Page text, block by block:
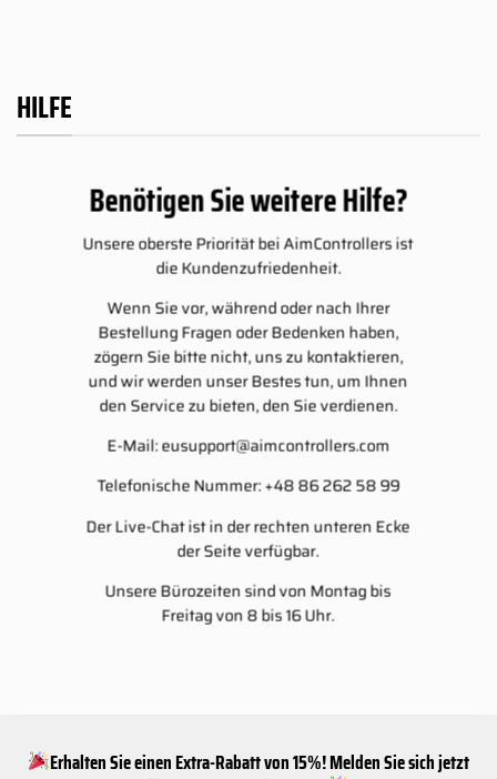
HILFE
Benötigen Sie weitere Hilfe?
Unsere oberste Priorität bei AimControllers ist
die Kundenzufriedenheit.
Wenn Sie vor, während oder nach Ihrer
Bestellung Fragen oder Bedenken haben,
zögern Sie bitte nicht, uns zu kontaktieren,
und wir werden unser Bestes tun, um Ihnen
den Service zu bieten, den Sie verdienen.
E-Mail:eusupport@aimcontrollers.com
Telefonische Nummer: +48 86 262 58 99
Der Live-Chat ist in der rechten unteren Ecke
der Seite verfügbar.
Unsere Bürozeiten sind von Montag bis
Freitag von 8 bis 16 Uhr.
Erhalten Sie einen Extra-Rabatt von 15%! Melden Sie sich jetzt